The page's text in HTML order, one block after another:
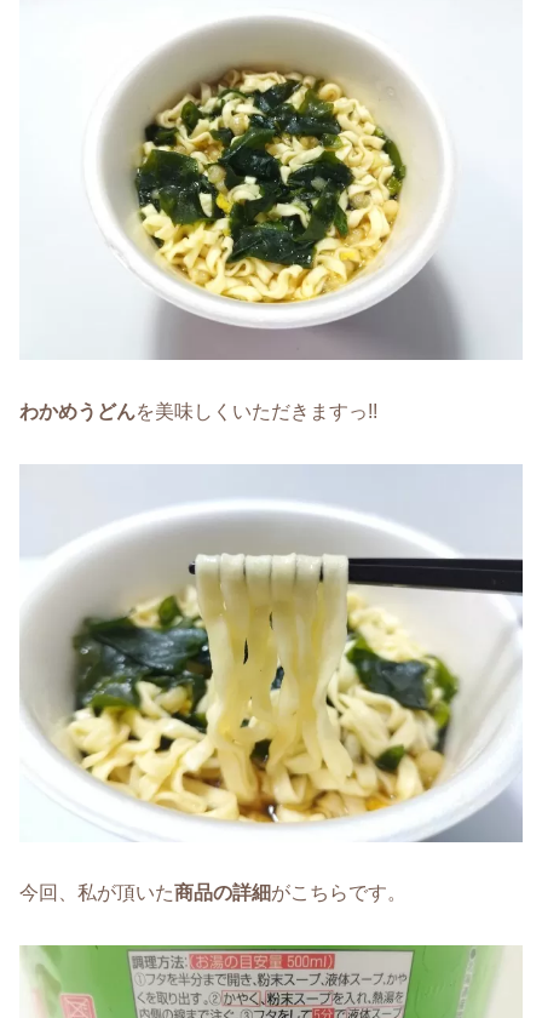
わかめうどんを美味しくいただきますっ!!
今回、私が頂いた商品の詳細がこちらです。